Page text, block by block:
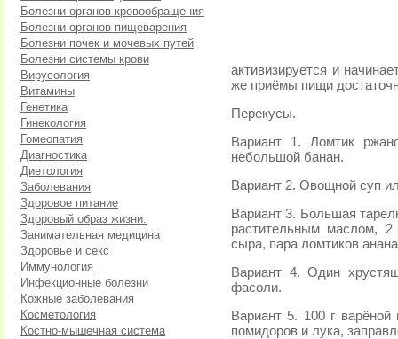
Болезни органов кровообращения
Болезни органов пищеварения
Болезни почек и мочевых путей
Болезни системы крови
Вирусология
Витамины
Генетика
Гинекология
Гомеопатия
Диагностика
Диетология
Заболевания
Здоровое питание
Здоровый образ жизни.
Занимательная медицина
Здоровье и секс
Иммунология
Инфекционные болезни
Кожные заболевания
Косметология
Костно-мышечная система
активизируется и
же приёмы пищи
Перекусы.
Вариант 1. Ломтик
небольшой банан.
Вариант 2. Овощной суп
Вариант 3. Большая
растительным маслом,
сыра, пара ломтиков
Вариант 4. Один
фасоли.
Вариант 5. 100 г
помидоров и лука,